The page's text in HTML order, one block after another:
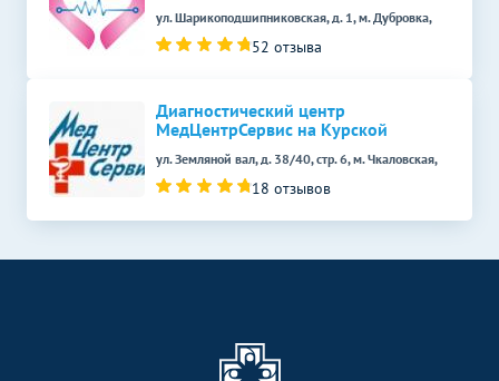
ул. Шарикоподшипниковская, д. 1, м. Дубровка,
52 отзыва
Диагностический центр
МедЦентрСервис на Курской
ул. Земляной вал, д. 38/40, стр. 6, м. Чкаловская,
18 отзывов